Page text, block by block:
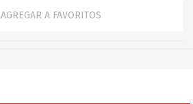
AGREGAR A FAVORITOS